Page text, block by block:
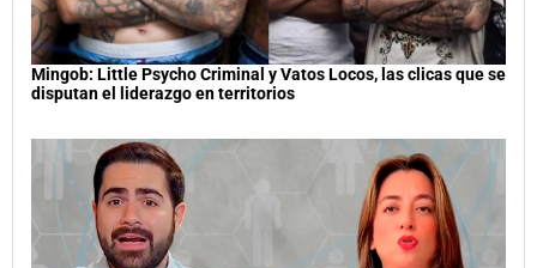
Mingob: Little Psycho Criminal y Vatos Locos, las clicas que se
disputan el liderazgo en territorios